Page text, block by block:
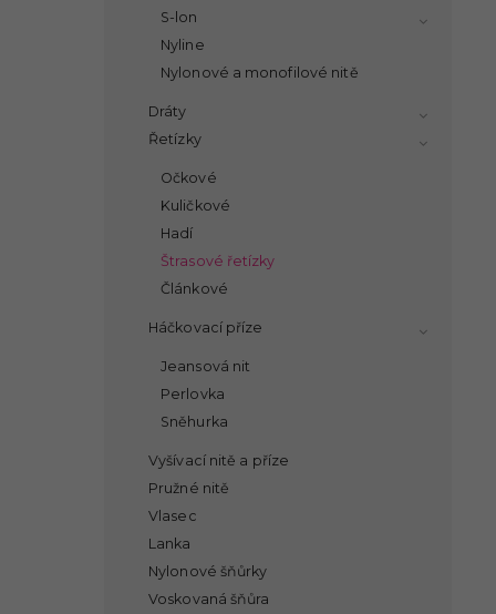
S-lon
Nyline
Nylonové a monofilové nitě
Dráty
Řetízky
Očkové
Kuličkové
Hadí
Štrasové řetízky
Článkové
Háčkovací příze
Jeansová nit
Perlovka
Sněhurka
Vyšívací nitě a příze
Pružné nitě
Vlasec
Lanka
Nylonové šňůrky
Voskovaná šňůra